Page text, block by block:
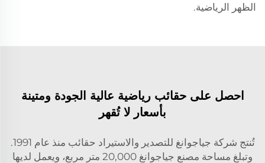
الظهر الرياضية.
احصل على حقائب رياضية عالية الجودة ومتينة
بأسعار لا تُقهر
تُنتج شركة جياجوانغ للتصدير والاستيراد حقائب منذ عام 1991.
وتبلغ مساحة مصنع جياجوانغ 20,000 متر مربع، ويعمل لديها